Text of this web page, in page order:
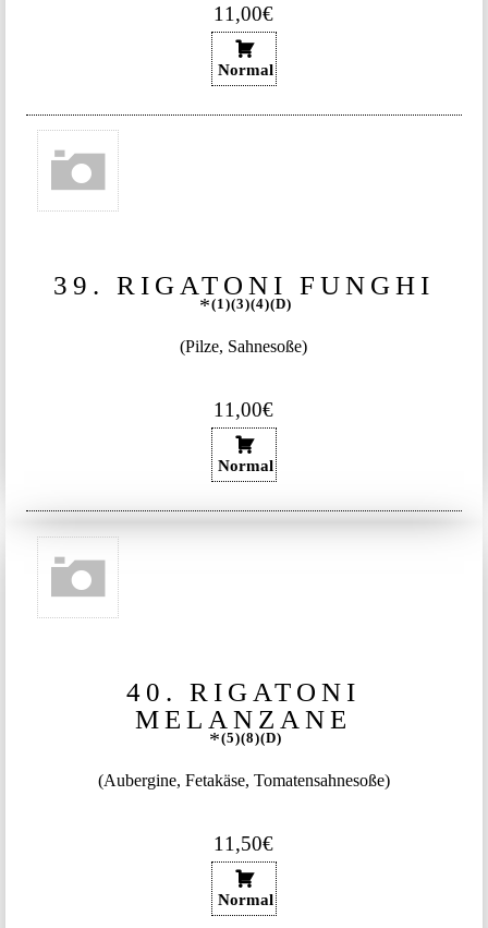
11,00€
Normal
39. RIGATONI FUNGHI
1 3 4 D
11,00€
Normal
(Pilze, Sahnesoße)
40. RIGATONI
MELANZANE
5 8 D
11,50€
Normal
(Aubergine, Fetakäse, Tomatensahnesoße)